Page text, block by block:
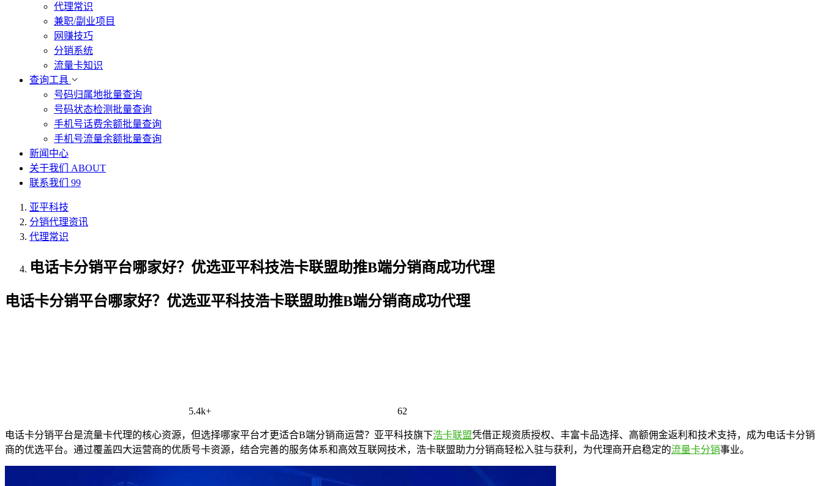
代理常识
兼职/副业项目
网赚技巧
分销系统
流量卡知识
查询工具
号码归属地批量查询
号码状态检测批量查询
手机号话费余额批量查询
手机号流量余额批量查询
新闻中心
关于我们 ABOUT
联系我们 99
亚平科技
分销代理资讯
代理常识
电话卡分销平台哪家好？优选亚平科技浩卡联盟助推B端分销商成功代理
电话卡分销平台哪家好？优选亚平科技浩卡联盟助推B端分销商成功代理
5.4k+ 62
电话卡分销平台是流量卡代理的核心资源，但选择哪家平台才更适合B端分销商运营？亚平科技旗下浩卡联盟凭借正规资质授权、丰富卡品选择、高额佣金返利和技术支持，成为电话卡分销
商的优选平台。通过覆盖四大运营商的优质号卡资源，结合完善的服务体系和高效互联网技术，浩卡联盟助力分销商轻松入驻与获利，为代理商开启稳定的流量卡分销事业。